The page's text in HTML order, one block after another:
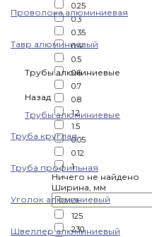
Проволока алюминиевая
Тавр алюминиевый
Трубы алюминиевые
Назад
Трубы алюминиевые
Труба круглая
Труба профильная
Уголок алюминиевый
Швеллер алюминиевый
0.25
0.3
0.35
0.4
0.5
0.6
0.7
0.8
1.2
1.5
0.05
0.12
1
Ничего не найдено
Ширина, мм
125
230